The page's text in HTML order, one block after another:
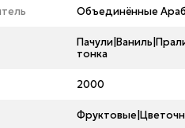
Объединённые
тонка
2000